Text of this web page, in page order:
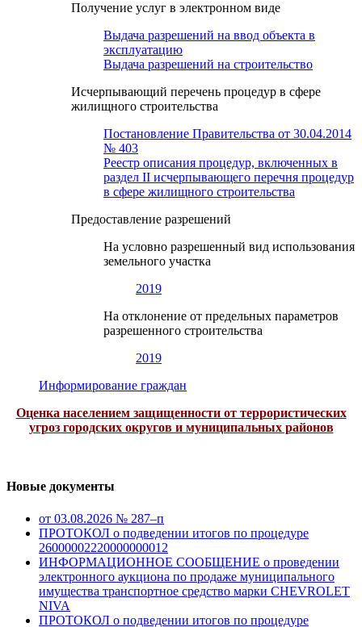
Получение услуг в электронном виде
Выдача разрешений на ввод объекта в
эксплуатацию
Выдача разрешений на строительство
Исчерпывающий перечень процедур в сфере
жилищного строительства
Постановление Правительства от 30.04.2014
№ 403
Реестр описания процедур, включенных в
раздел II исчерпывающего перечня процедур
в сфере жилищного строительства
Предоставление разрешений
На условно разрешенный вид использования
земельного участка
2019
На отклонение от предельных параметров
разрешенного строительства
2019
Информирование граждан
Оценка населением защищенности от террористических
угроз городских округов и муниципальных районов
Новые документы
от 03.08.2026 № 287–п
ПРОТОКОЛ о подведении итогов по процедуре
26000002220000000012
ИНФОРМАЦИОННОЕ СООБЩЕНИЕ о проведении
электронного аукциона по продаже муниципального
имущества транспортное средство марки CHEVROLET
NIVA
ПРОТОКОЛ о подведении итогов по процедуре